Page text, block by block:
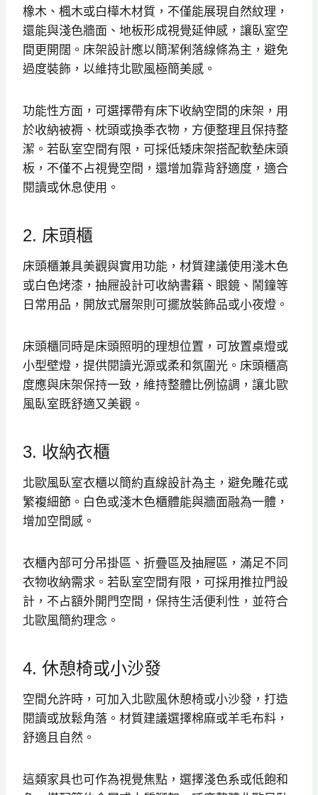
橡木、楓木或白樺木材質，不僅能展現自然紋理，
還能與淺色牆面、地板形成視覺延伸感，讓臥室空
間更開闊。床架設計應以簡潔俐落線條為主，避免
過度裝飾，以維持北歐風極簡美感。
功能性方面，可選擇帶有床下收納空間的床架，用
於收納被褥、枕頭或換季衣物，方便整理且保持整
潔。若臥室空間有限，可採低矮床架搭配軟墊床頭
板，不僅不占視覺空間，還增加靠背舒適度，適合
閱讀或休息使用。
2. 床頭櫃
床頭櫃兼具美觀與實用功能，材質建議使用淺木色
或白色烤漆，抽屜設計可收納書籍、眼鏡、鬧鐘等
日常用品，開放式層架則可擺放裝飾品或小夜燈。
床頭櫃同時是床頭照明的理想位置，可放置桌燈或
小型壁燈，提供閱讀光源或柔和氛圍光。床頭櫃高
度應與床架保持一致，維持整體比例協調，讓北歐
風臥室既舒適又美觀。
3. 收納衣櫃
北歐風臥室衣櫃以簡約直線設計為主，避免雕花或
繁複細節。白色或淺木色櫃體能與牆面融為一體，
增加空間感。
衣櫃內部可分吊掛區、折疊區及抽屜區，滿足不同
衣物收納需求。若臥室空間有限，可採用推拉門設
計，不占額外開門空間，保持生活便利性，並符合
北歐風簡約理念。
4. 休憩椅或小沙發
空間允許時，可加入北歐風休憩椅或小沙發，打造
閱讀或放鬆角落。材質建議選擇棉麻或羊毛布料，
舒適且自然。
這類家具也可作為視覺焦點，選擇淺色系或低飽和